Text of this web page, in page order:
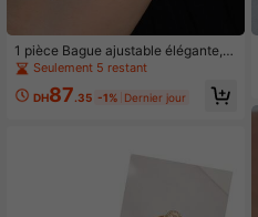
1 pièce Bague ajustable élégante, à
la mode et personnalisée
Seulement 5 restant
DH87.35 -1% Dernier jour